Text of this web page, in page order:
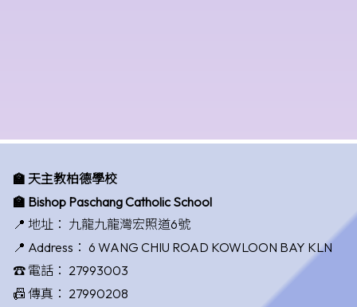
🏫 天主教柏德學校
🏫 Bishop Paschang Catholic School
📍 地址： 九龍九龍灣宏照道6號
📍 Address： 6 WANG CHIU ROAD KOWLOON BAY KLN
☎️ 電話： 27993003
📠 傳真： 27990208